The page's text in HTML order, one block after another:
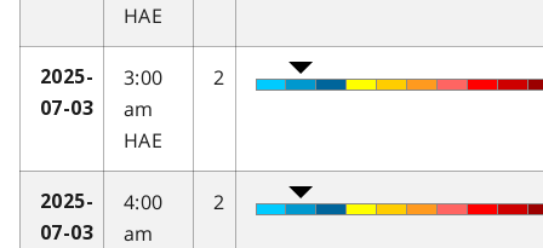
HAE
2025-
07-03
3:00
am
HAE
2
2025-
07-03
4:00
am
2